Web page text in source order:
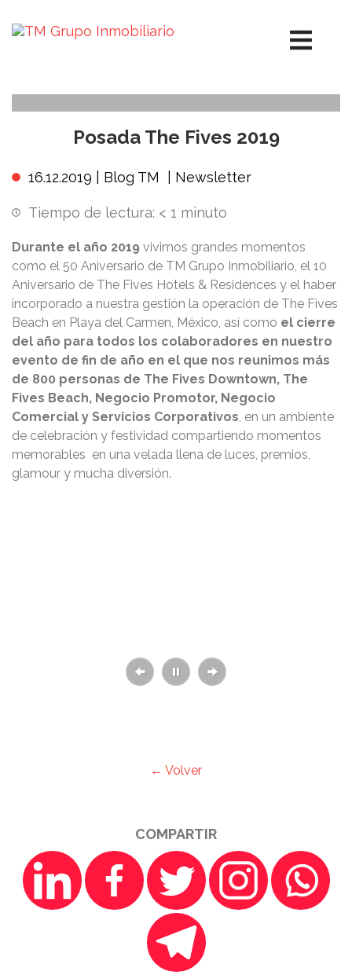
Posada The Fives 2019
16.12.2019 | Blog TM Newsletter
Tiempo de lectura: < 1 minuto
Durante el año 2019 vivimos grandes momentos
como el 50 Aniversario de TM Grupo Inmobiliario, el 10
Aniversario de The Fives Hotels & Residences y el haber
incorporado a nuestra gestión la operación de The Fives
Beach en Playa del Carmen, México, así como el cierre
del año para todos los colaboradores en nuestro
evento de fin de año en el que nos reunimos más
de 800 personas de The Fives Downtown, The
Fives Beach, Negocio Promotor, Negocio
Comercial y Servicios Corporativos, en un ambiente
de celebración y festividad compartiendo momentos
memorables en una velada llena de luces, premios,
glamour y mucha diversión.
← Volver
COMPARTIR